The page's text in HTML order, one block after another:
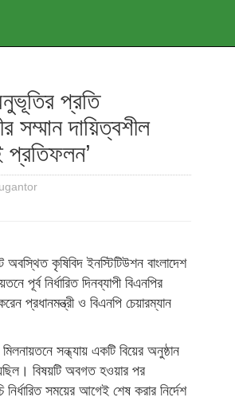
প্রতি
সম্মান দায়িত্বশীল
প্রতিফলন’
অবস্থিত কৃষিবিদ ইনস্টিটিউশন বাংলাদেশ
পূর্ব নির্ধারিত দিনব্যাপী বিএনপির
প্রধানমন্ত্রী ও বিএনপি চেয়ারম্যান
সন্ধ্যায় একটি বিয়ের অনুষ্ঠান
বিষয়টি অবগত হওয়ার পর
নির্ধারিত সময়ের আগেই শেষ করার নির্দেশ